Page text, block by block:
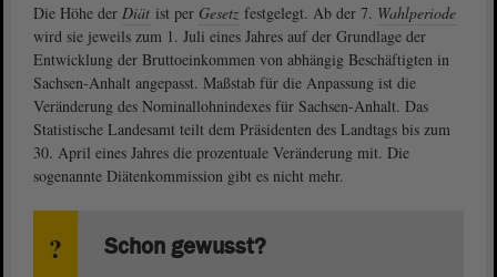
Die Höhe der Diät ist per Gesetz festgelegt. Ab der 7. Wahlperiode
wird sie jeweils zum 1. Juli eines Jahres auf der Grundlage der
Entwicklung der Bruttoeinkommen von abhängig Beschäftigten in
Sachsen-Anhalt angepasst. Maßstab für die Anpassung ist die
Veränderung des Nominallohnindexes für Sachsen-Anhalt. Das
Statistische Landesamt teilt dem Präsidenten des Landtags bis zum
30. April eines Jahres die prozentuale Veränderung mit. Die
sogenannte Diätenkommission gibt es nicht mehr.
Schon gewusst?